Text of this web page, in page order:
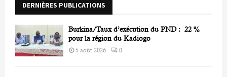
DERNIÈRES PUBLICATIONS
Burkina/Taux d’exécution du PND : 22 %
pour la région du Kadiogo
5 août 2026 0